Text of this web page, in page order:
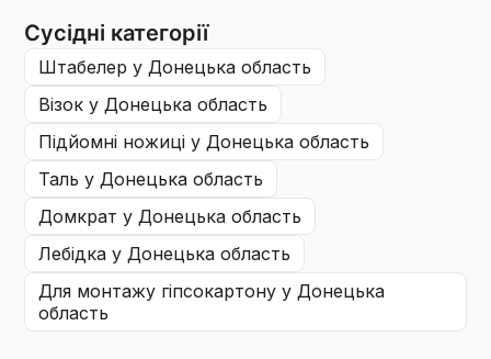
Сусідні категорії
штабелер у Донецька область
візок у Донецька область
підйомні ножиці у Донецька область
таль у Донецька область
домкрат у Донецька область
лебідка у Донецька область
для монтажу гіпсокартону у Донецька
область